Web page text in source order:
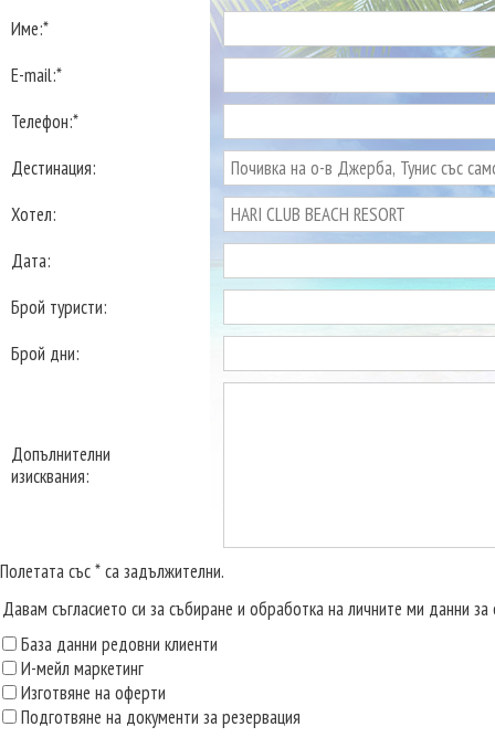
Име:*
E-mail:*
Телефон:*
Дестинация:
Хотел:
Дата:
Брой туристи:
Брой дни:
Допълнителни
изисквания:
Полетата със * са задължителни.
Давам съгласието си за събиране и обработка на личните ми данни за
База данни редовни клиенти
И-мейл маркетинг
Изготвяне на оферти
Подготвяне на документи за резервация